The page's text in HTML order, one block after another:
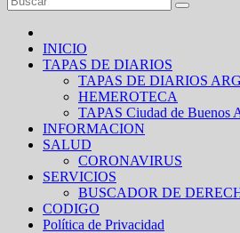
INICIO
TAPAS DE DIARIOS
TAPAS DE DIARIOS
HEMEROTECA
TAPAS Ciudad de Buenos
INFORMACION
SALUD
CORONAVIRUS
SERVICIOS
BUSCADOR DE
CODIGO
Política de Privacidad